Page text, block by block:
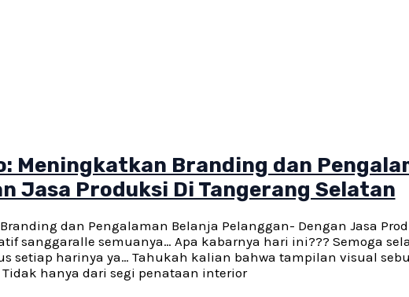
Meningkatkan Branding dan
Jasa Produksi Di Tangerang Selatan
dan Pengalaman Belanja Pelanggan- Dengan Jasa
sanggaralle semuanya… Apa kabarnya hari ini??? Semoga
setiap harinya ya… Tahukah kalian bahwa tampilan visual
hanya dari segi penataan interior